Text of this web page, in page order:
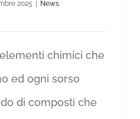
2025 News,
chimici che
ed ogni sorso
di composti che